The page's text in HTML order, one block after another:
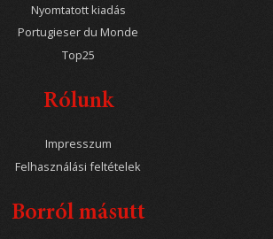
Nyomtatott kiadás
Portugieser du Monde
Top25
Rólunk
Impresszum
Felhasználási feltételek
Borról másutt